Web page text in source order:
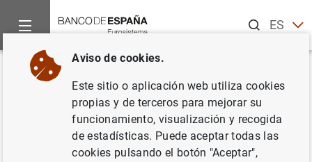
ESEN
Inicio Noticias y eventos
Volver
Estado financiero consolidado
del eurosistema a 13 de marzo
de 2020
Aviso de cookies.
Este sitio o aplicación web utiliza cookies
propias y de terceros para mejorar su
funcionamiento, visualización y recogida
de estadísticas. Puede aceptar todas las
cookies pulsando el botón "Aceptar",